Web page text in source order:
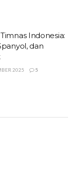
Indonesia:
dan
2025 5